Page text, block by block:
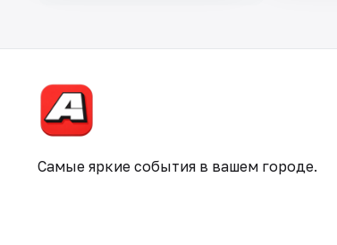
Самые яркие события в вашем городе.